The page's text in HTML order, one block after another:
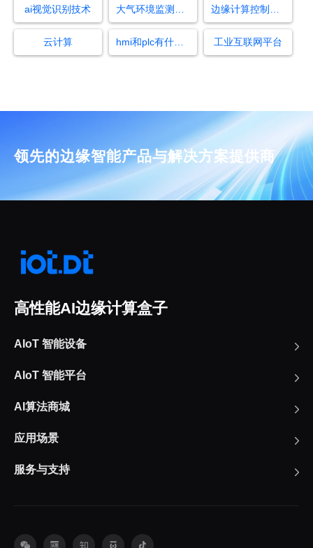
ai视觉识别技术
云计算 hmi和plc有什么区别 工业互联网平台
领先的边缘智能产品与解决方案提供商
高性能AI边缘计算盒子
AIoT 智能设备
AIoT 智能平台
AI算法商城
应用场景
服务与支持